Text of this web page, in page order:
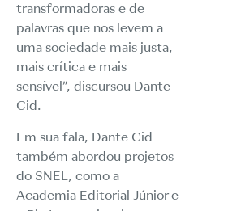
transformadoras e de
palavras que nos levem a
uma sociedade mais justa,
mais crítica e mais
sensível”, discursou Dante
Cid.
Em sua fala, Dante Cid
também abordou projetos
do SNEL, como a
Academia Editorial Júnior e